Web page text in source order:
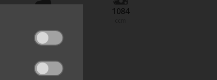
1084
200km/t
topfart